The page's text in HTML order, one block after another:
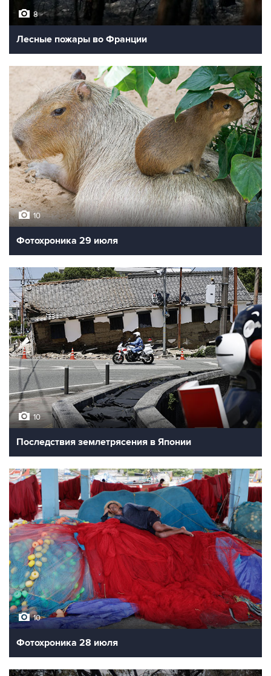
8
Лесные пожары во Франции
10
Фотохроника 29 июля
10
Последствия землетрясения в Японии
10
Фотохроника 28 июля